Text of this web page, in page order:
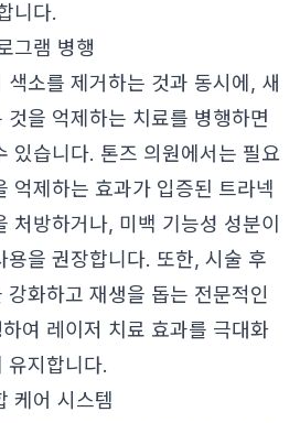
니다.
그램 병행
색소를 제거하는 것과 동시에, 새
것을 억제하는 치료를 병행하면
있습니다. 톤즈 의원에서는 필요
억제하는 효과가 입증된 트라넥
처방하거나, 미백 기능성 성분이
용을 권장합니다. 또한, 시술 후
화하고 재생을 돕는 전문적인
여 레이저 치료 효과를 극대화
유지합니다.
케어 시스템